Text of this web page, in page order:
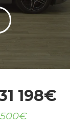
198€